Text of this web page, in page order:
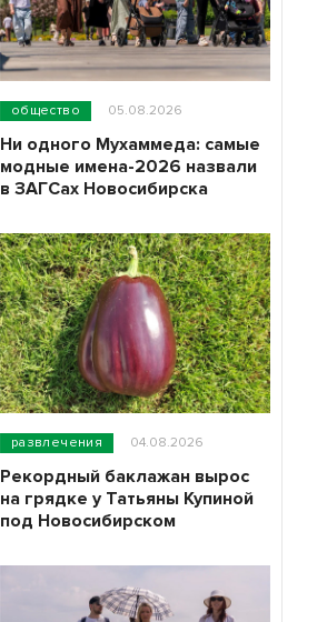
общество 05.08.2026
Ни одного Мухаммеда: самые
модные имена-2026 назвали
в ЗАГСах Новосибирска
развлечения 04.08.2026
Рекордный баклажан вырос
на грядке у Татьяны Купиной
под Новосибирском